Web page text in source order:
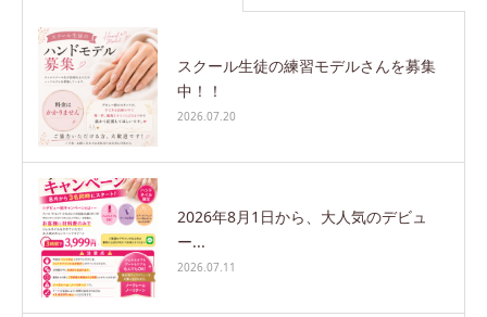
スクール生徒の練習モデルさんを募集
中！！
2026.07.20
2026年8月1日から、大人気のデビュ
ー...
2026.07.11